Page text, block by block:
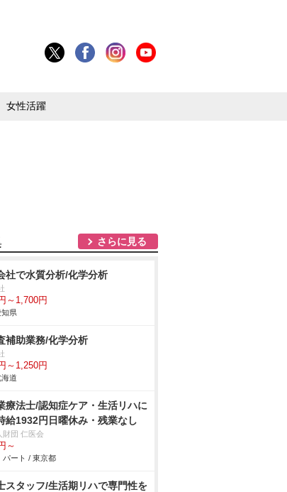
女性活躍
さらに見る
社で水質分析/化学分析
～1,700円
知県
補助業務/化学分析
～1,250円
道
療法士/認知症ケア・生活リハに
給1932円日曜休み・残業なし
財団 仁医会
～
パート / 東京都
スタッフ/生活期リハで専門性を